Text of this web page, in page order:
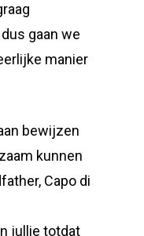
gaan we
manier
bewijzen
kunnen
Capo di
jullie totdat